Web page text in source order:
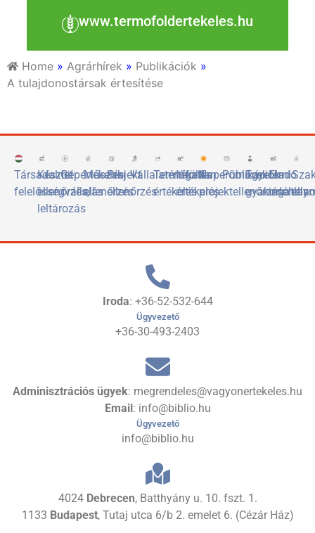
www.termofoldertekeles.hu
Home » Agrárhírek » Publikációk »
A tulajdonostársak értesítése
Társadalmi
felelősségvállalás
Készlet
ellenőrzés,
leltározás
Gépértékelés
Műszaki
ellenőrzés
Projekt
ellenőrzés
Vállalatértékelés
Termőföld
értékelés
Ingatlan
értékelés
Naperőművek
projektellenőrzése
Publikációk
Egyetemi
gyakorlóhely
Eladó
Iroda: +36-52-532-644
Ügyvezető
+36-30-493-2403
Adminisztrációs ügyek: megrendeles@vagyonertekeles.hu
Email : info@biblio.hu
Ügyvezető
info@biblio.hu
4024 Debrecen, Batthyány u. 10. fszt. 1.
1133 Budapest, Tutaj utca 6/b 2. emelet 6. (Cézár Ház)